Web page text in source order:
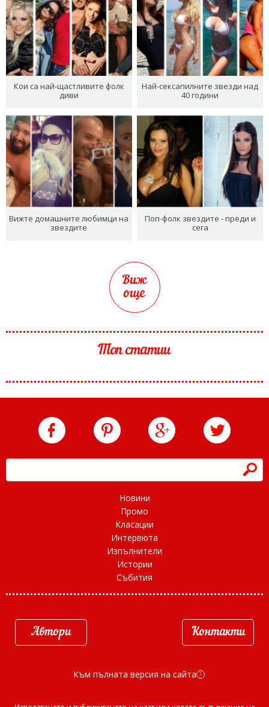
Кои са най-щастливите фолк
диви
Най-сексапилните звезди над
40 години
Вижте домашните любимци на
звездите
Поп-фолк звездите - преди и
сега
Виж
още
Топ статии
h
Новини
Промо
Класации
Интервюта
Изпълнители
Истории
Събития
Автори Контакти
Към пълната версия на сайта d